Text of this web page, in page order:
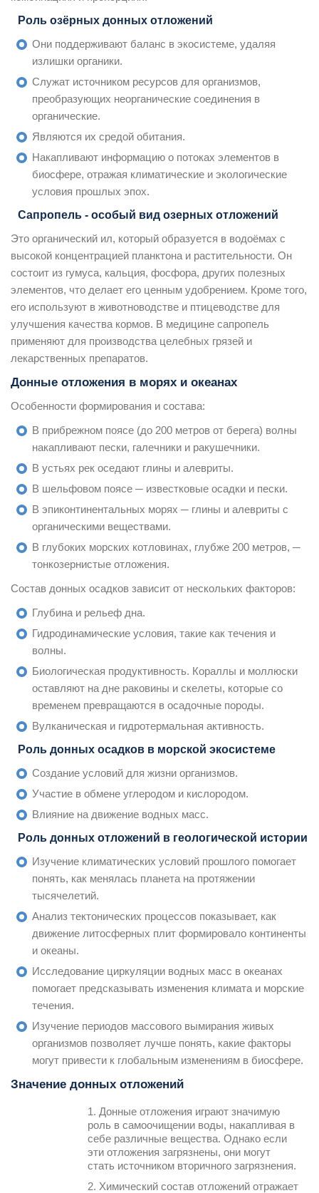
Роль озёрных донных отложений
Они поддерживают баланс в экосистеме, удаляя
излишки органики.
Служат источником ресурсов для организмов,
преобразующих неорганические соединения в
органические.
Являются их средой обитания.
Накапливают информацию о потоках элементов в
биосфере, отражая климатические и экологические
условия прошлых эпох.
Сапропель - особый вид озерных отложений
Это органический ил, который образуется в водоёмах с
высокой концентрацией планктона и растительности. Он
состоит из гумуса, кальция, фосфора, других полезных
элементов, что делает его ценным удобрением. Кроме того,
его используют в животноводстве и птицеводстве для
улучшения качества кормов. В медицине сапропель
применяют для производства целебных грязей и
лекарственных препаратов.
Донные отложения в морях и океанах
Особенности формирования и состава:
В прибрежном поясе (до 200 метров от берега) волны
накапливают пески, галечники и ракушечники.
В устьях рек оседают глины и алевриты.
В шельфовом поясе ─ известковые осадки и пески.
В эпиконтинентальных морях ─ глины и алевриты с
органическими веществами.
В глубоких морских котловинах, глубже 200 метров, ─
тонкозернистые отложения.
Состав донных осадков зависит от нескольких факторов:
Глубина и рельеф дна.
Гидродинамические условия, такие как течения и
волны.
Биологическая продуктивность. Кораллы и моллюски
оставляют на дне раковины и скелеты, которые со
временем превращаются в осадочные породы.
Вулканическая и гидротермальная активность.
Роль донных осадков в морской экосистеме
Создание условий для жизни организмов.
Участие в обмене углеродом и кислородом.
Влияние на движение водных масс.
Роль донных отложений в геологической истории
Изучение климатических условий прошлого помогает
понять, как менялась планета на протяжении
тысячелетий.
Анализ тектонических процессов показывает, как
движение литосферных плит формировало континенты
и океаны.
Исследование циркуляции водных масс в океанах
помогает предсказывать изменения климата и морские
течения.
Изучение периодов массового вымирания живых
организмов позволяет лучше понять, какие факторы
могут привести к глобальным изменениям в биосфере.
Значение донных отложений
1. Донные отложения играют значимую
роль в самоочищении воды, накапливая в
себе различные вещества. Однако если
эти отложения загрязнены, они могут
стать источником вторичного загрязнения.
2. Химический состав отложений отражает